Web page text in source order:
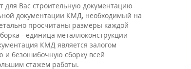
для Вас строительную документацию
документации КМД, необходимый на
просчитаны размеры каждой
- единица металлоконструкции
КМД является залогом
и безошибочную сборку всей
стажем работы.